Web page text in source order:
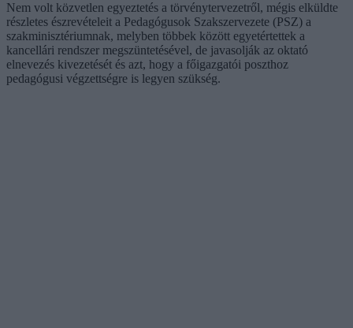
Nem volt közvetlen egyeztetés a törvénytervezetről, mégis elküldte
részletes észrevételeit a Pedagógusok Szakszervezete (PSZ) a
szakminisztériumnak, melyben többek között egyetértettek a
kancellári rendszer megszüntetésével, de javasolják az oktató
elnevezés kivezetését és azt, hogy a főigazgatói poszthoz
pedagógusi végzettségre is legyen szükség.